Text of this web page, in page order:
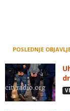
POSLEDNJE